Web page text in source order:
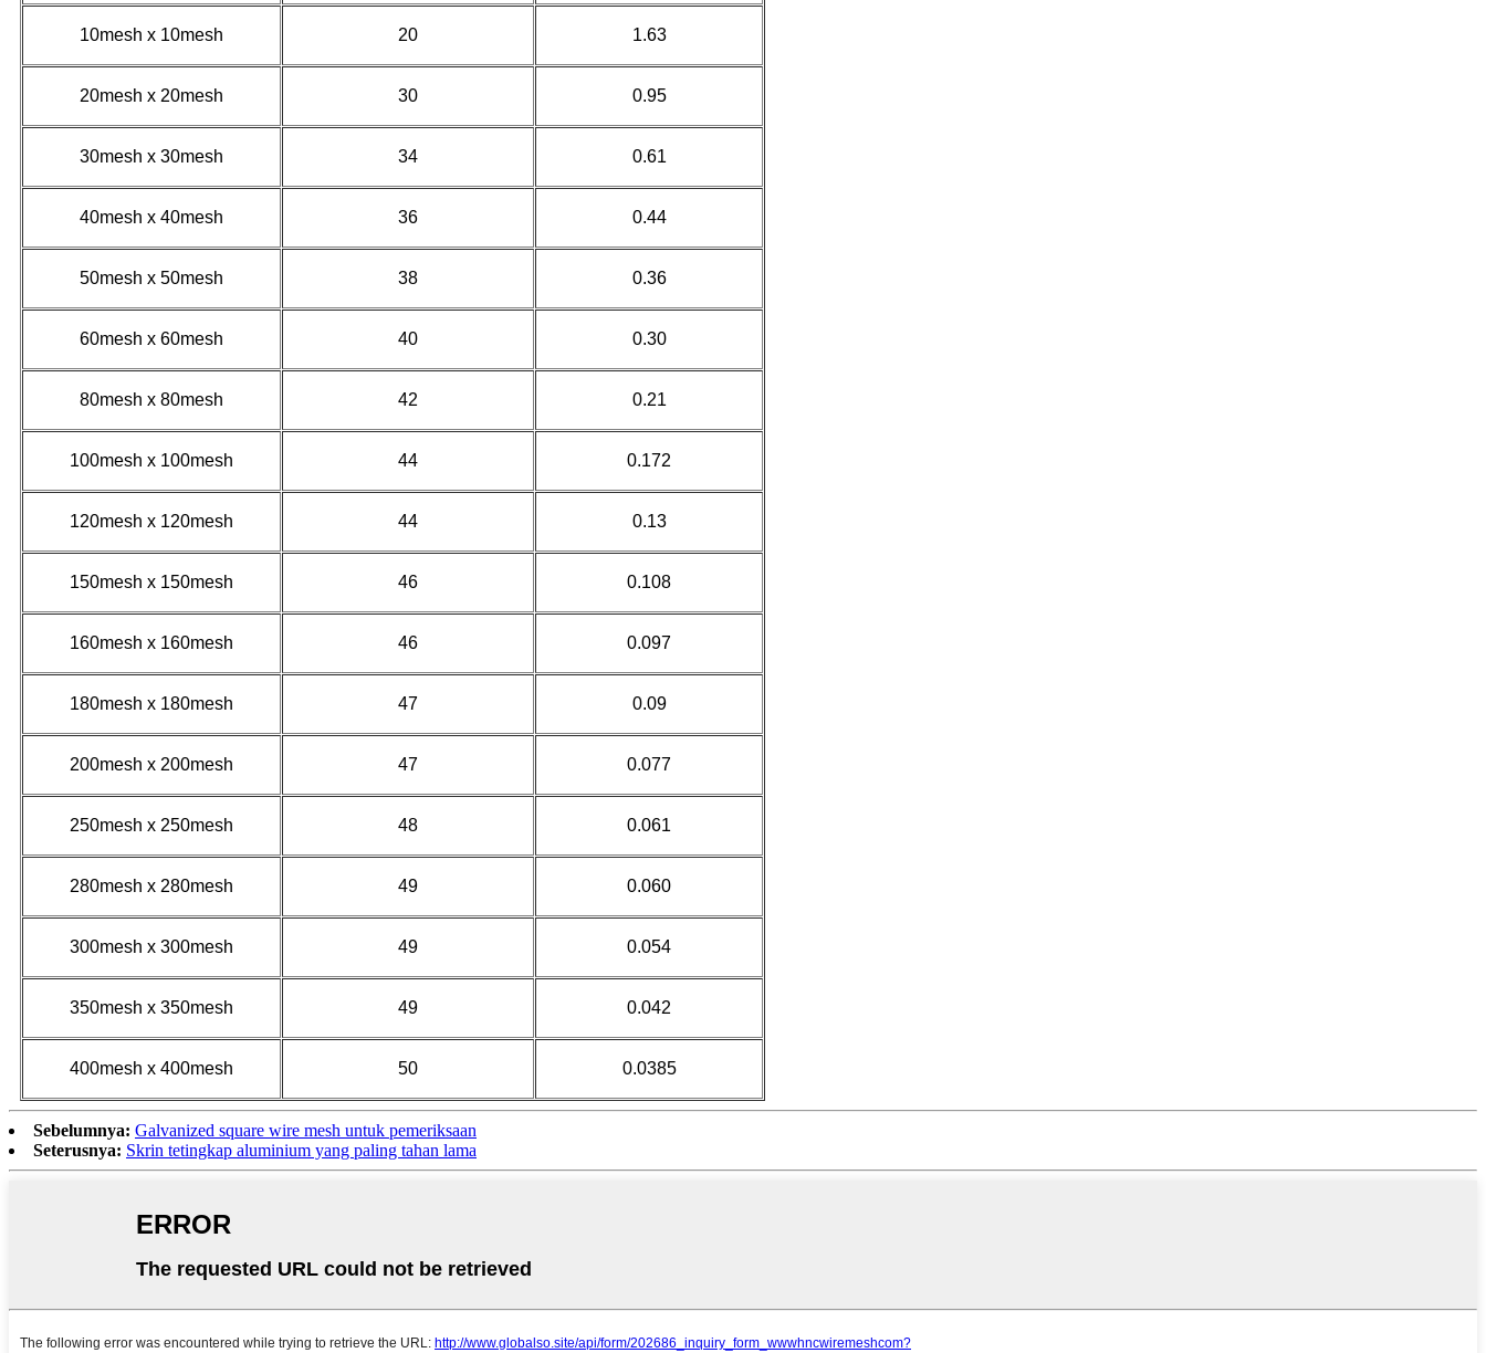
10mesh x 10mesh 20 1.63
20mesh x 20mesh 30 0.95
30mesh x 30mesh 34 0.61
40mesh x 40mesh 36 0.44
50mesh x 50mesh 38 0.36
60mesh x 60mesh 40 0.30
80mesh x 80mesh 42 0.21
100mesh x 100mesh 44 0.172
120mesh x 120mesh 44 0.13
150mesh x 150mesh 46 0.108
160mesh x 160mesh 46 0.097
180mesh x 180mesh 47 0.09
200mesh x 200mesh 47 0.077
250mesh x 250mesh 48 0.061
280mesh x 280mesh 49 0.060
300mesh x 300mesh 49 0.054
350mesh x 350mesh 49 0.042
400mesh x 400mesh 50 0.0385
Sebelumnya: Galvanized square wire mesh untuk pemeriksaan
Seterusnya: Skrin tetingkap aluminium yang paling tahan lama